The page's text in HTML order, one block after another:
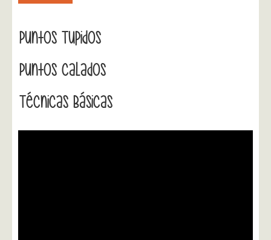
Puntos Tupidos
Puntos Calados
Técnicas Básicas